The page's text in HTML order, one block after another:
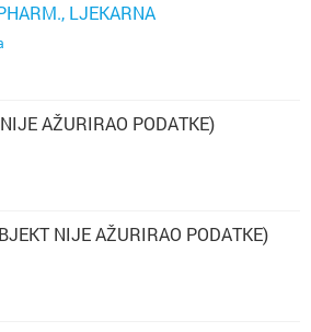
LJEKARNA
AŽURIRAO PODATKE)
NIJE AŽURIRAO PODATKE)